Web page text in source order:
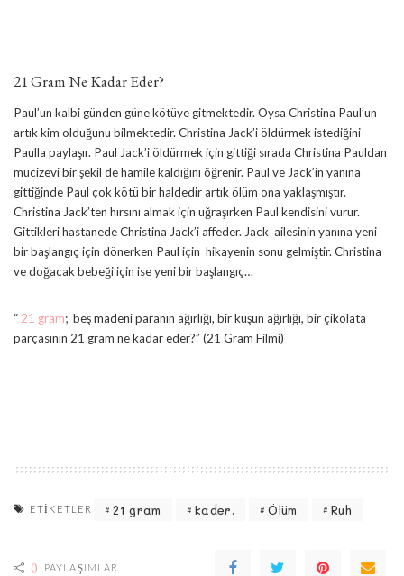
21 Gram Ne Kadar Eder?
Paul’un kalbi günden güne kötüye gitmektedir. Oysa Christina Paul’un
artık kim olduğunu bilmektedir. Christina Jack’i öldürmek istediğini
Paulla paylaşır. Paul Jack’i öldürmek için gittiği sırada Christina Pauldan
mucizevi bir şekil de hamile kaldığını öğrenir. Paul ve Jack’in yanına
gittiğinde Paul çok kötü bir haldedir artık ölüm ona yaklaşmıştır.
Christina Jack’ten hırsını almak için uğraşırken Paul kendisini vurur.
Gittikleri hastanede Christina Jack’i affeder. Jack ailesinin yanına yeni
bir başlangıç için dönerken Paul için hikayenin sonu gelmiştir. Christina
ve doğacak bebeği için ise yeni bir başlangıç…
“ 21 gram; beş madeni paranın ağırlığı, bir kuşun ağırlığı, bir çikolata
parçasının 21 gram ne kadar eder?” (21 Gram Filmi)
ETIKETLER 21 gram kader. Ölüm Ruh
0 PAYLAŞIMLAR